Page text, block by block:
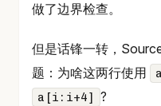
做了边界检查。
但是话锋一转，
题：为啥这两行使用
a[i:i+4] ?